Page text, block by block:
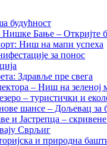
будућност
Бање – Откријте
Ниш на мапи успеха
за понос
Здравље пре свега
– Ниш на зеленој
– туристички и
шансе – Дољевац за
и Јастрепца –
Сврљиг
и природна